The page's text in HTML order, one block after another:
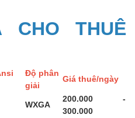
CHO THUÊ
Độ phân
giải
Giá thuê/ngày
WXGA
200.000 -
300.000